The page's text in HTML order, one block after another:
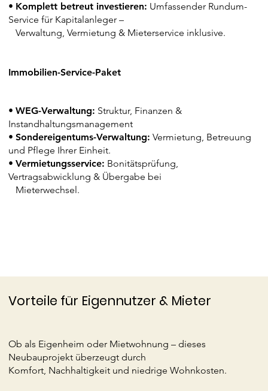
• Komplett betreut investieren: Umfassender Rundum-
Service für Kapitalanleger –
Verwaltung, Vermietung & Mieterservice inklusive.
Immobilien-Service-Paket
• WEG-Verwaltung: Struktur, Finanzen &
Instandhaltungsmanagement
• Sondereigentums-Verwaltung: Vermietung, Betreuung
und Pflege Ihrer Einheit.
• Vermietungsservice: Bonitätsprüfung,
Vertragsabwicklung & Übergabe bei
Mieterwechsel.
Vorteile für Eigennutzer & Mieter
Ob als Eigenheim oder Mietwohnung – dieses
Neubauprojekt überzeugt durch
Komfort, Nachhaltigkeit und niedrige Wohnkosten.